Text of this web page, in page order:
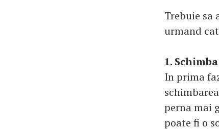
Trebuie sa
urmand
1.
In prima
perna mai
poate fi o